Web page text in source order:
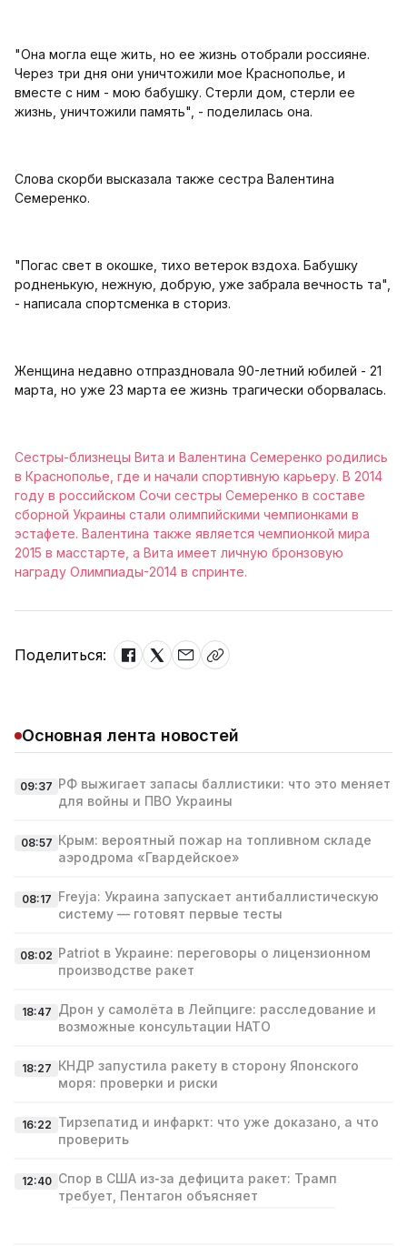
"Она могла еще жить, но ее жизнь отобрали россияне.
Через три дня они уничтожили мое Краснополье, и
вместе с ним - мою бабушку. Стерли дом, стерли ее
жизнь, уничтожили память", - поделилась она.
Слова скорби высказала также сестра Валентина
Семеренко.
"Погас свет в окошке, тихо ветерок вздоха. Бабушку
родненькую, нежную, добрую, уже забрала вечность та",
- написала спортсменка в сториз.
Женщина недавно отпраздновала 90-летний юбилей - 21
марта, но уже 23 марта ее жизнь трагически оборвалась.
Сестры-близнецы Вита и Валентина Семеренко родились
в Краснополье, где и начали спортивную карьеру. В 2014
году в российском Сочи сестры Семеренко в составе
сборной Украины стали олимпийскими чемпионками в
эстафете. Валентина также является чемпионкой мира
2015 в масстарте, а Вита имеет личную бронзовую
награду Олимпиады-2014 в спринте.
Поделиться:
Основная лента новостей
09:37 РФ выжигает запасы баллистики: что это меняет
для войны и ПВО Украины
08:57 Крым: вероятный пожар на топливном складе
аэродрома «Гвардейское»
08:17 Freyja: Украина запускает антибаллистическую
систему — готовят первые тесты
08:02 Patriot в Украине: переговоры о лицензионном
производстве ракет
18:47 Дрон у самолёта в Лейпциге: расследование и
возможные консультации НАТО
18:27 КНДР запустила ракету в сторону Японского
моря: проверки и риски
16:22 Тирзепатид и инфаркт: что уже доказано, а что
проверить
12:40 Спор в США из‑за дефицита ракет: Трамп
требует, Пентагон объясняет